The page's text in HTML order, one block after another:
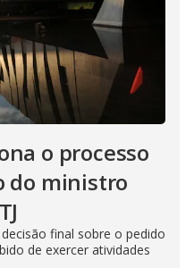
o processo
do ministro
final sobre o pedido
de exercer atividades